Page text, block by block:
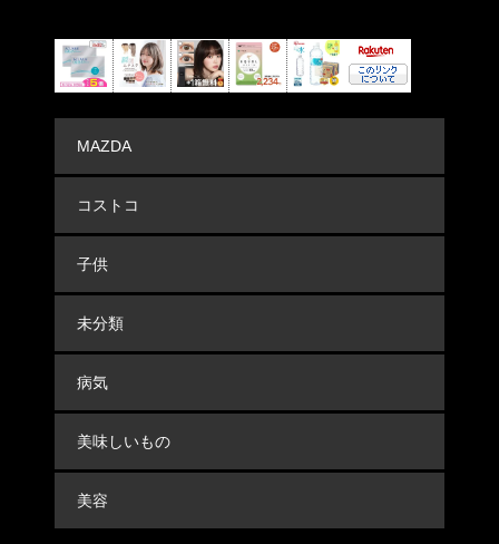
MAZDA
コストコ
子供
未分類
病気
美味しいもの
美容